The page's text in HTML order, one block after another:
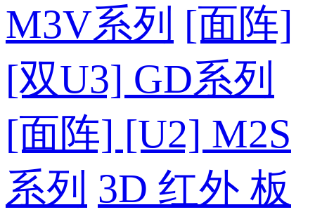
M3V系列 [面阵]
[双U3] GD系列
[面阵] [U2] M2S
系列 3D 红外 板